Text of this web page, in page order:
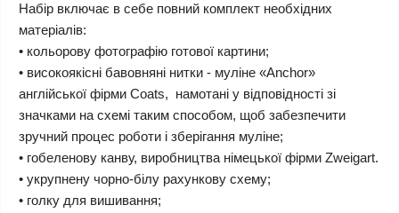
Набір включає в себе повний комплект необхідних
матеріалів:
• кольорову фотографію готової картини;
• високоякісні бавовняні нитки - муліне «Anchor»
англійської фірми Coats, намотані у відповідності зі
значками на схемі таким способом, щоб забезпечити
зручний процес роботи і зберігання муліне;
• гобеленову канву, виробництва німецької фірми Zweigart.
• укрупнену чорно-білу рахункову схему;
• голку для вишивання;